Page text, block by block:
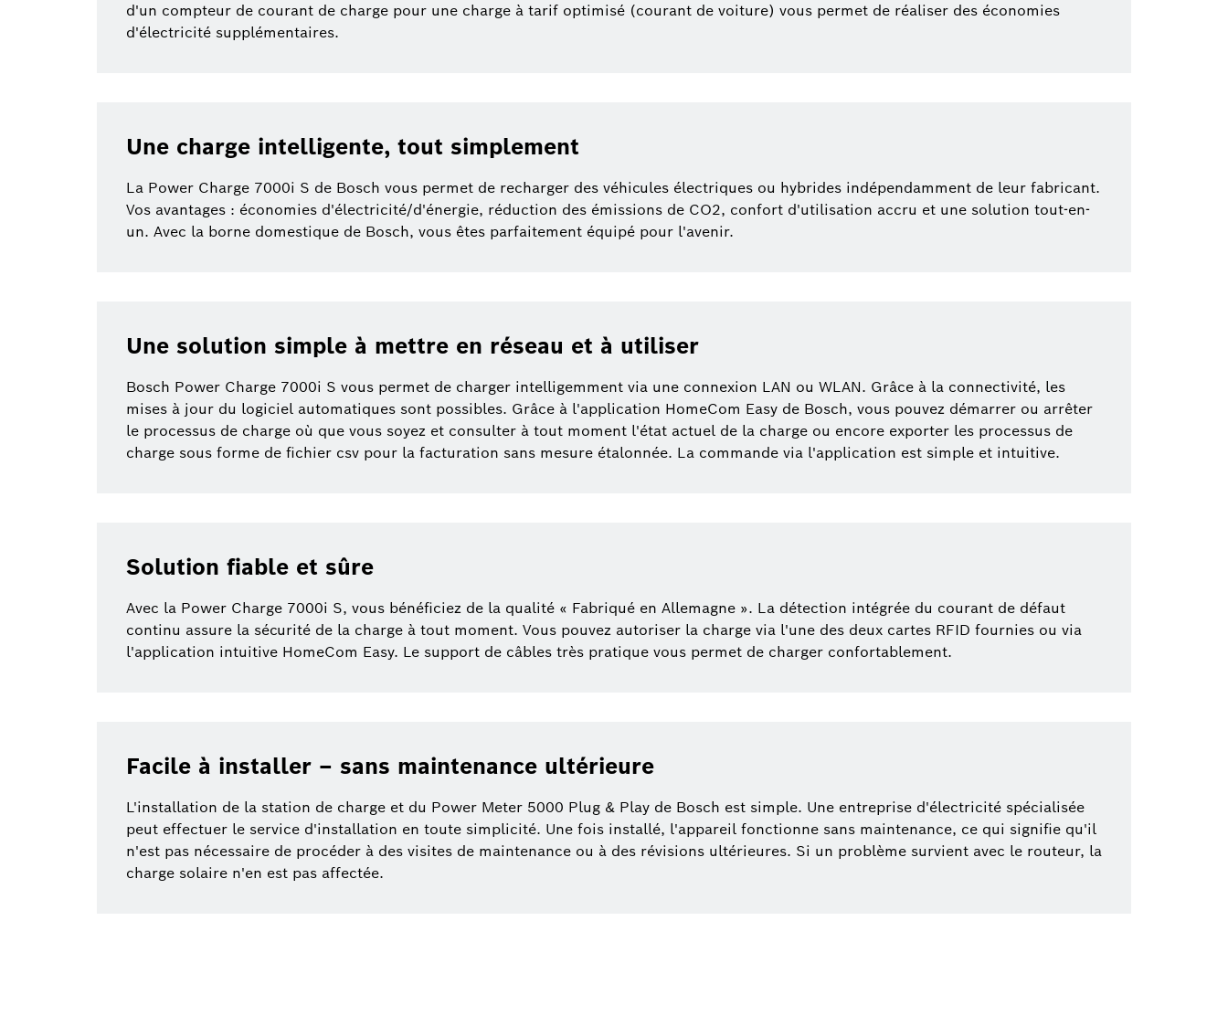
d'un compteur de courant de charge pour une charge à tarif optimisé (courant de voiture) vous permet de réaliser des économies
d'électricité supplémentaires.
Une charge intelligente, tout simplement
La Power Charge 7000i S de Bosch vous permet de recharger des véhicules électriques ou hybrides indépendamment de leur fabricant.
Vos avantages : économies d'électricité/d'énergie, réduction des émissions de CO2, confort d'utilisation accru et une solution tout-en-
un. Avec la borne domestique de Bosch, vous êtes parfaitement équipé pour l'avenir.
Une solution simple à mettre en réseau et à utiliser
Bosch Power Charge 7000i S vous permet de charger intelligemment via une connexion LAN ou WLAN. Grâce à la connectivité, les
mises à jour du logiciel automatiques sont possibles. Grâce à l'application HomeCom Easy de Bosch, vous pouvez démarrer ou arrêter
le processus de charge où que vous soyez et consulter à tout moment l'état actuel de la charge ou encore exporter les processus de
charge sous forme de fichier csv pour la facturation sans mesure étalonnée. La commande via l'application est simple et intuitive.
Solution fiable et sûre
Avec la Power Charge 7000i S, vous bénéficiez de la qualité « Fabriqué en Allemagne ». La détection intégrée du courant de défaut
continu assure la sécurité de la charge à tout moment. Vous pouvez autoriser la charge via l'une des deux cartes RFID fournies ou via
l'application intuitive HomeCom Easy. Le support de câbles très pratique vous permet de charger confortablement.
Facile à installer – sans maintenance ultérieure
L'installation de la station de charge et du Power Meter 5000 Plug & Play de Bosch est simple. Une entreprise d'électricité spécialisée
peut effectuer le service d'installation en toute simplicité. Une fois installé, l'appareil fonctionne sans maintenance, ce qui signifie qu'il
n'est pas nécessaire de procéder à des visites de maintenance ou à des révisions ultérieures. Si un problème survient avec le routeur, la
charge solaire n'en est pas affectée.